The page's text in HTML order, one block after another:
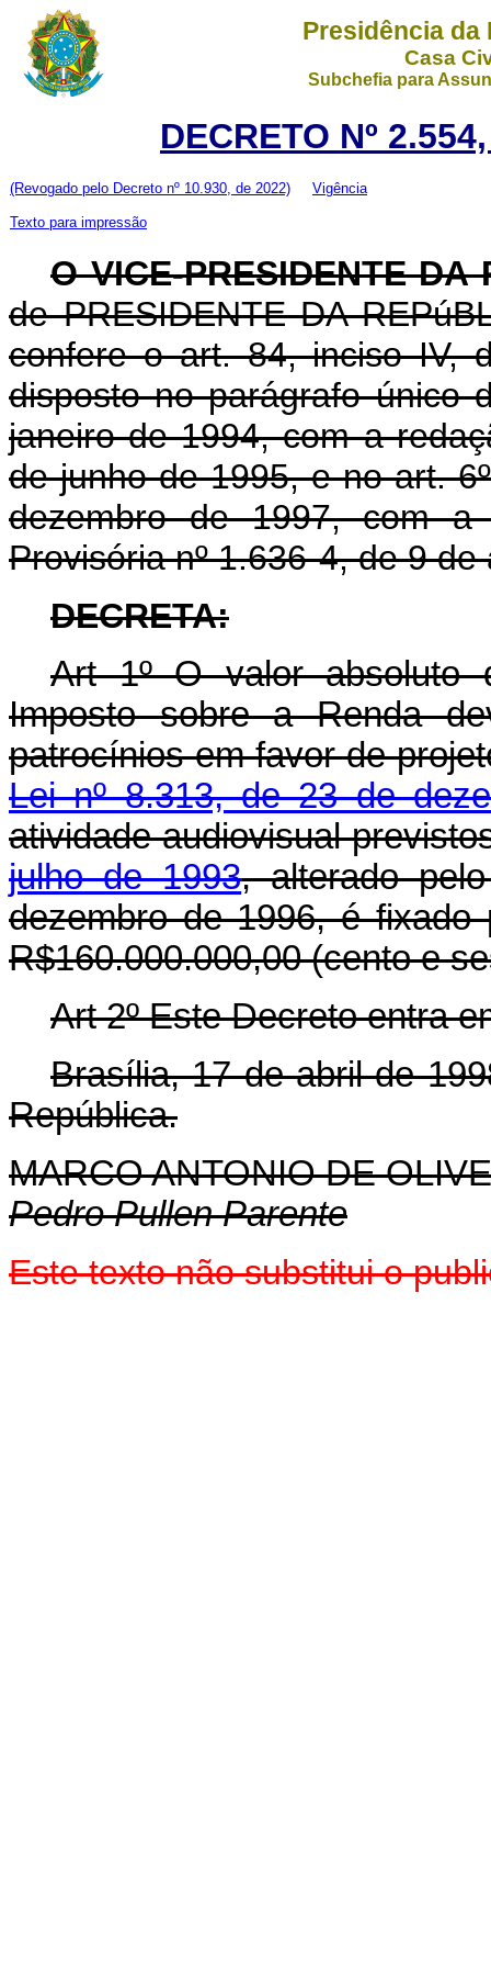
Presidência da
Casa
Subchefia para
DECRETO Nº
(Revogado pelo Decreto nº 10.930, de 2022) Vigência
Texto para impressão
O VICE-PRESIDENTE DA
de PRESIDENTE DA
confere o art. 84, inciso IV,
disposto no parágrafo único
janeiro de 1994, com a
de junho de 1995, e no art.
dezembro de 1997, com a
Provisória nº 1.636-4, de 9
DECRETA:
Art 1º O valor absoluto
Imposto sobre a Renda
patrocínios em favor de
Lei nº 8.313, de 23 de
atividade audiovisual
julho de 1993, alterado
dezembro de 1996, é fixado
R$160.000.000,00 (cento e
Art 2º Este Decreto entra
Brasília, 17 de abril de
República.
MARCO ANTONIO DE
Pedro Pullen Parente
Este texto não substitui o